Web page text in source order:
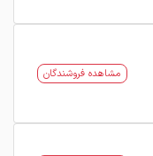
مشاهده فروشندگان